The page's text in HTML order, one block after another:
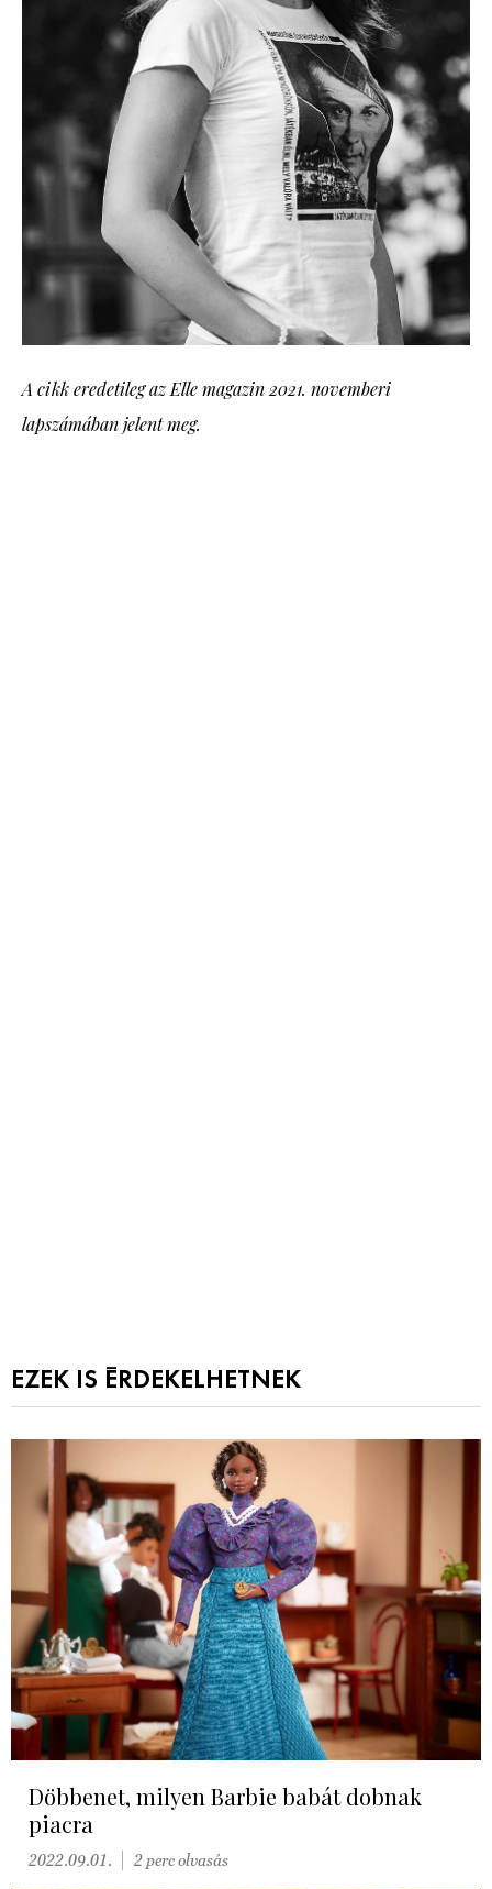
A cikk eredetileg az Elle magazin 2021. novemberi
lapszámában jelent meg.
EZEK IS ÉRDEKELHETNEK
Döbbenet, milyen Barbie babát dobnak
piacra
2022.09.01. 2 perc olvasás